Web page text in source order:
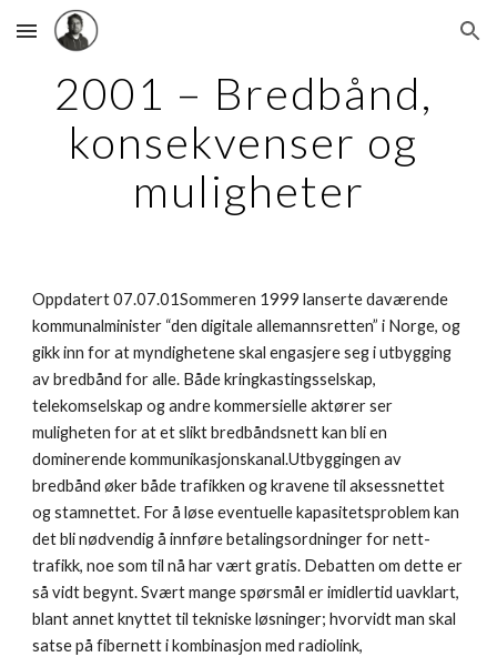
Skip to main content Skip to navigation
2001 – Bredbånd,
konsekvenser og
muligheter
Oppdatert 07.07.01Sommeren 1999 lanserte daværende
kommunalminister “den digitale allemannsretten” i Norge, og
gikk inn for at myndighetene skal engasjere seg i utbygging
av bredbånd for alle. Både kringkastingsselskap,
telekomselskap og andre kommersielle aktører ser
muligheten for at et slikt bredbåndsnett kan bli en
dominerende kommunikasjonskanal.Utbyggingen av
bredbånd øker både trafikken og kravene til aksessnettet
og stamnettet. For å løse eventuelle kapasitetsproblem kan
det bli nødvendig å innføre betalingsordninger for nett-
trafikk, noe som til nå har vært gratis. Debatten om dette er
så vidt begynt. Svært mange spørsmål er imidlertid uavklart,
blant annet knyttet til tekniske løsninger; hvorvidt man skal
satse på fibernett i kombinasjon med radiolink,